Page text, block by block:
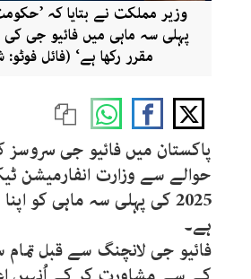
پہلی سہ ماہی میں فائیو جی
مقرر رکھا ہے‘ (فائل
پاکستان میں فائیو جی
حوالے سے وزارت انفارمیشن
2025 کی پہلی سہ ماہی کو
ہے۔
فائیو جی لانچنگ سے قبل